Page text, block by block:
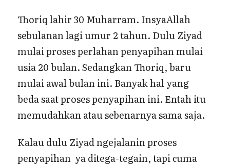
Thoriq lahir 30 Muharram. InsyaAllah
sebulanan lagi umur 2 tahun. Dulu Ziyad
mulai proses perlahan penyapihan mulai
usia 20 bulan. Sedangkan Thoriq, baru
mulai awal bulan ini. Banyak hal yang
beda saat proses penyapihan ini. Entah itu
memudahkan atau sebenarnya sama saja.
Kalau dulu Ziyad ngejalanin proses
penyapihan ya ditega-tegain, tapi cuma